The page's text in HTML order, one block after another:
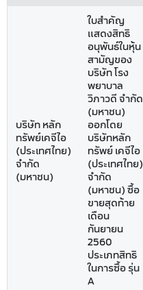
บริษัท หลัก
ทรัพย์เคจีไอ
(ประเทศไทย)
จำกัด
(มหาชน)
ใบสำคัญ
แสดงสิทธิ
อนุพันธ์ในหุ้น
สามัญของ
บริษัท โรง
พยาบาล
วิภาวดี จำกัด
(มหาชน)
ออกโดย
บริษัทหลัก
ทรัพย์ เคจีไอ
(ประเทศไทย)
จำกัด
(มหาชน) ซื้อ
ขายสุดท้าย
เดือน
กันยายน
2560
ประเภทสิทธิ
ในการซื้อ รุ่น
A